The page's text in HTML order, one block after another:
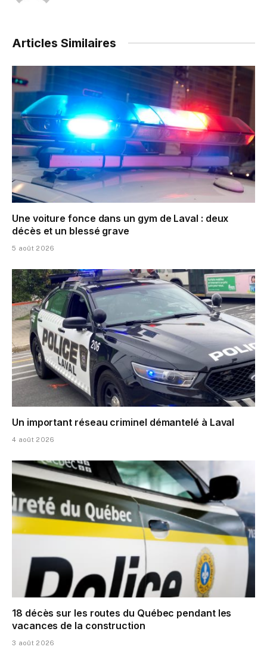
Articles Similaires
Une voiture fonce dans un gym de Laval : deux
décès et un blessé grave
5 août 2026
Un important réseau criminel démantelé à Laval
4 août 2026
18 décès sur les routes du Québec pendant les
vacances de la construction
3 août 2026